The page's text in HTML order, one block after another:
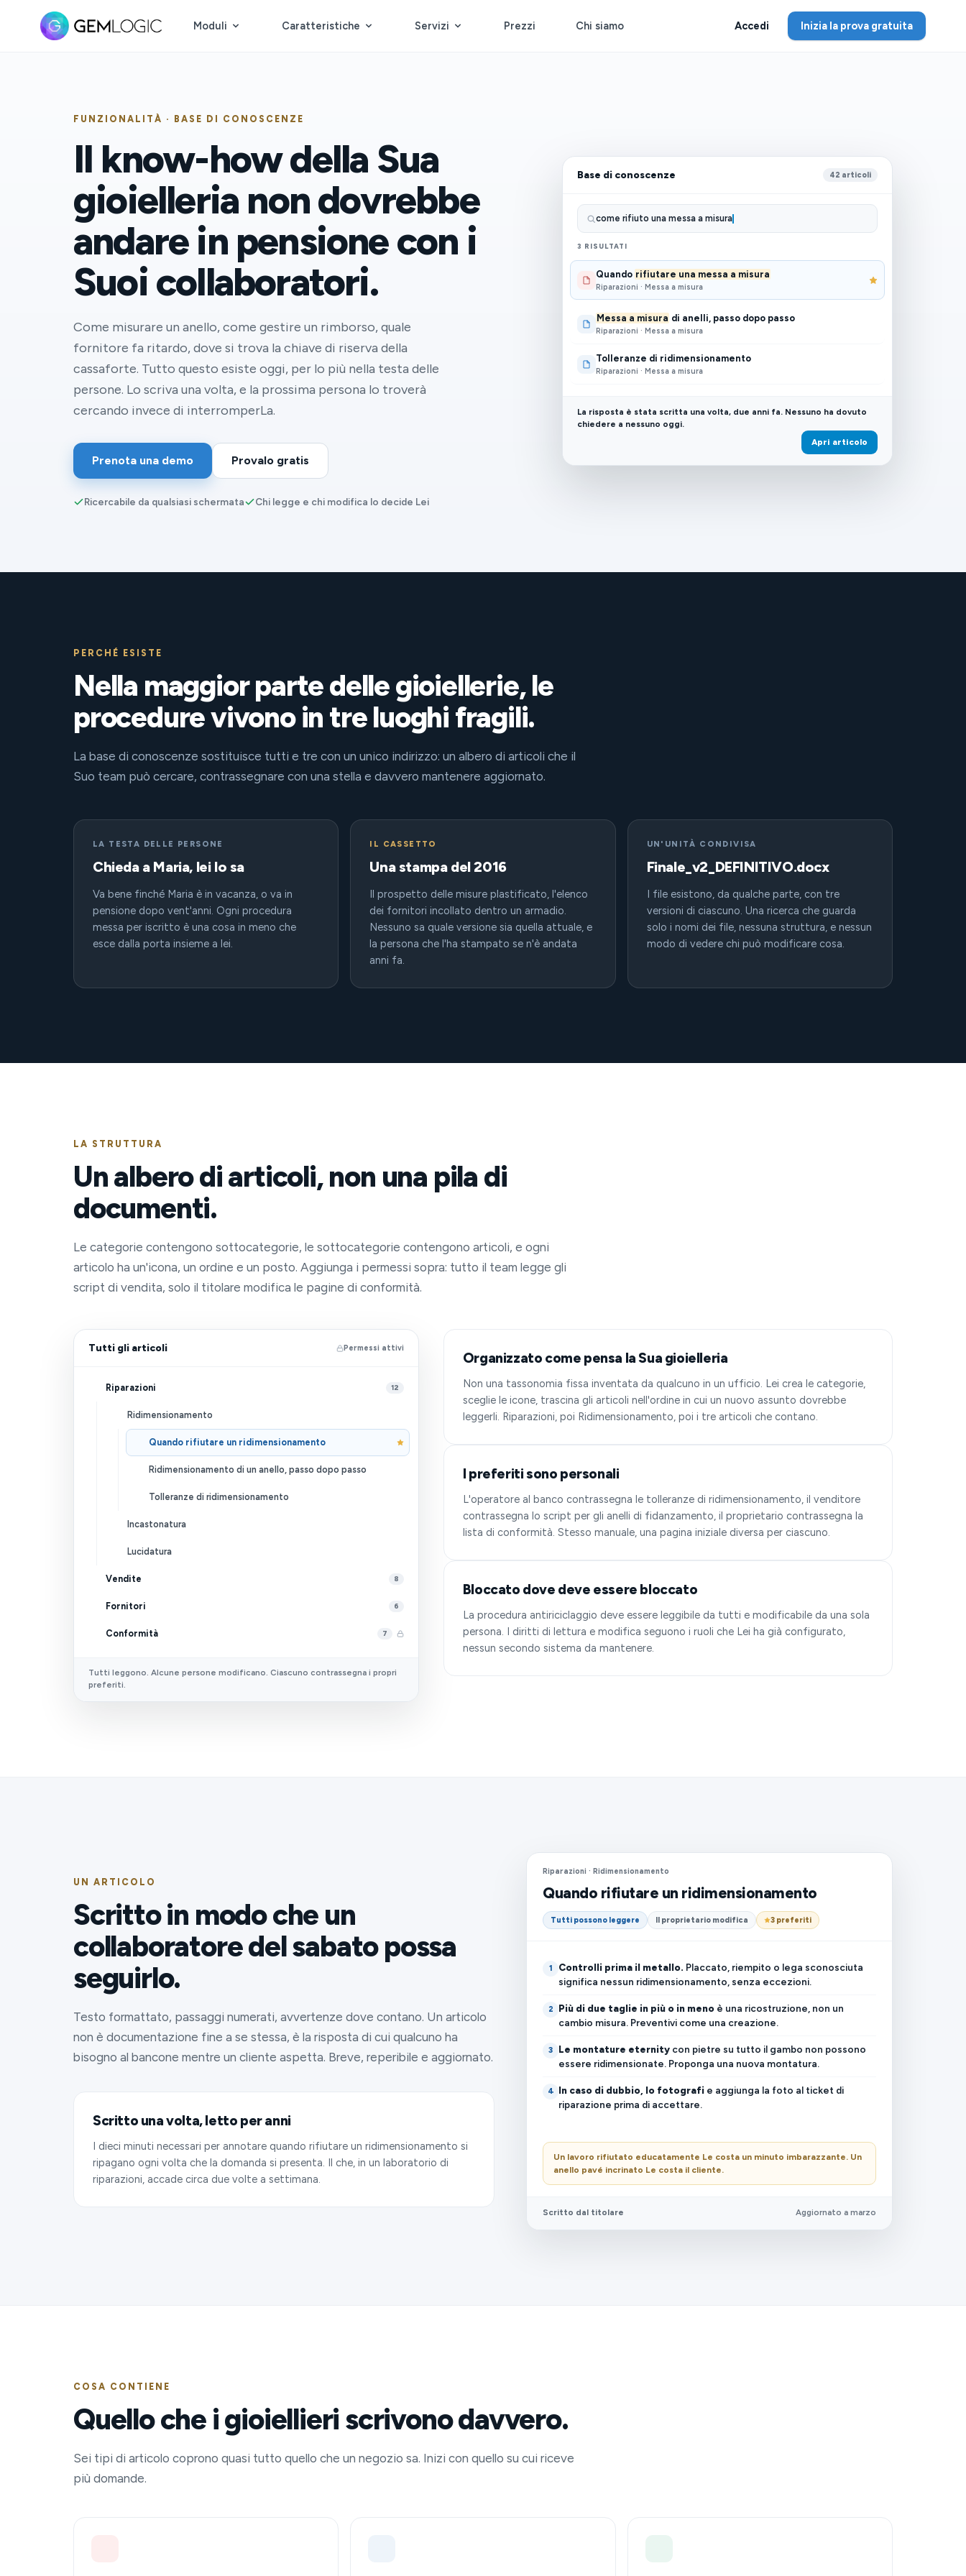
Moduli Caratteristiche Servizi Prezzi Chi siamo Accedi Inizia la prova gratuita
FUNZIONALITÀ · BASE DI CONOSCENZE
Il know-how della Sua
gioielleria non dovrebbe
andare in pensione con i
Suoi collaboratori.
Come misurare un anello, come gestire un rimborso, quale
fornitore fa ritardo, dove si trova la chiave di riserva della
cassaforte. Tutto questo esiste oggi, per lo più nella testa delle
persone. Lo scriva una volta, e la prossima persona lo troverà
cercando invece di interromperLa.
Prenota una demo Provalo gratis
Ricercabile da qualsiasi schermata Chi legge e chi modifica lo decide Lei
Base di conoscenze 42 articoli
come rifiuto una messa a misura
3 RISULTATI
Quando rifiutare una messa a misura
Riparazioni · Messa a misura
Messa a misura di anelli, passo dopo passo
Riparazioni · Messa a misura
Tolleranze di ridimensionamento
Riparazioni · Messa a misura
La risposta è stata scritta una volta, due anni fa. Nessuno ha dovuto
chiedere a nessuno oggi.
Apri articolo
PERCHÉ ESISTE
Nella maggior parte delle gioiellerie, le
procedure vivono in tre luoghi fragili.
La base di conoscenze sostituisce tutti e tre con un unico indirizzo: un albero di articoli che il
Suo team può cercare, contrassegnare con una stella e davvero mantenere aggiornato.
LA TESTA DELLE PERSONE
Chieda a Maria, lei lo sa
Va bene finché Maria è in vacanza, o va in
pensione dopo vent'anni. Ogni procedura
messa per iscritto è una cosa in meno che
esce dalla porta insieme a lei.
IL CASSETTO
Una stampa del 2016
Il prospetto delle misure plastificato, l'elenco
dei fornitori incollato dentro un armadio.
Nessuno sa quale versione sia quella attuale, e
la persona che l'ha stampato se n'è andata
anni fa.
UN'UNITÀ CONDIVISA
Finale_v2_DEFINITIVO.docx
I file esistono, da qualche parte, con tre
versioni di ciascuno. Una ricerca che guarda
solo i nomi dei file, nessuna struttura, e nessun
modo di vedere chi può modificare cosa.
LA STRUTTURA
Un albero di articoli, non una pila di
documenti.
Le categorie contengono sottocategorie, le sottocategorie contengono articoli, e ogni
articolo ha un'icona, un ordine e un posto. Aggiunga i permessi sopra: tutto il team legge gli
script di vendita, solo il titolare modifica le pagine di conformità.
Tutti gli articoli Permessi attivi
Riparazioni 12
Ridimensionamento
Quando rifiutare un ridimensionamento
Ridimensionamento di un anello, passo dopo passo
Tolleranze di ridimensionamento
Incastonatura
Lucidatura
Vendite 8
Fornitori 6
Conformità 7
Tutti leggono. Alcune persone modificano. Ciascuno contrassegna i propri
preferiti.
Organizzato come pensa la Sua gioielleria
Non una tassonomia fissa inventata da qualcuno in un ufficio. Lei crea le categorie,
sceglie le icone, trascina gli articoli nell'ordine in cui un nuovo assunto dovrebbe
leggerli. Riparazioni, poi Ridimensionamento, poi i tre articoli che contano.
I preferiti sono personali
L'operatore al banco contrassegna le tolleranze di ridimensionamento, il venditore
contrassegna lo script per gli anelli di fidanzamento, il proprietario contrassegna la
lista di conformità. Stesso manuale, una pagina iniziale diversa per ciascuno.
Bloccato dove deve essere bloccato
La procedura antiriciclaggio deve essere leggibile da tutti e modificabile da una sola
persona. I diritti di lettura e modifica seguono i ruoli che Lei ha già configurato,
nessun secondo sistema da mantenere.
UN ARTICOLO
Scritto in modo che un
collaboratore del sabato possa
seguirlo.
Testo formattato, passaggi numerati, avvertenze dove contano. Un articolo
non è documentazione fine a se stessa, è la risposta di cui qualcuno ha
bisogno al bancone mentre un cliente aspetta. Breve, reperibile e aggiornato.
Scritto una volta, letto per anni
I dieci minuti necessari per annotare quando rifiutare un ridimensionamento si
ripagano ogni volta che la domanda si presenta. Il che, in un laboratorio di
riparazioni, accade circa due volte a settimana.
Riparazioni · Ridimensionamento
Quando rifiutare un ridimensionamento
Tutti possono leggere Il proprietario modifica 3 preferiti
1 Controlli prima il metallo. Placcato, riempito o lega sconosciuta
significa nessun ridimensionamento, senza eccezioni.
2 Più di due taglie in più o in meno è una ricostruzione, non un
cambio misura. Preventivi come una creazione.
3 Le montature eternity con pietre su tutto il gambo non possono
essere ridimensionate. Proponga una nuova montatura.
4 In caso di dubbio, lo fotografi e aggiunga la foto al ticket di
riparazione prima di accettare.
Un lavoro rifiutato educatamente Le costa un minuto imbarazzante. Un
anello pavé incrinato Le costa il cliente.
Scritto dal titolare Aggiornato a marzo
COSA CONTIENE
Quello che i gioiellieri scrivono davvero.
Sei tipi di articolo coprono quasi tutto quello che un negozio sa. Inizi con quello su cui riceve
più domande.